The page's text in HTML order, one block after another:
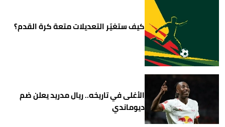
كيف ستغيّر التعديلات متعة كرة القدم؟
الأغلى في تاريخه.. ريال مدريد يعلن ضم
ديوماندي